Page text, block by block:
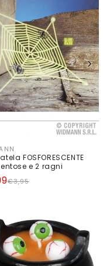
›
FOSFORESCENTE
e 2 ragni
€3,95